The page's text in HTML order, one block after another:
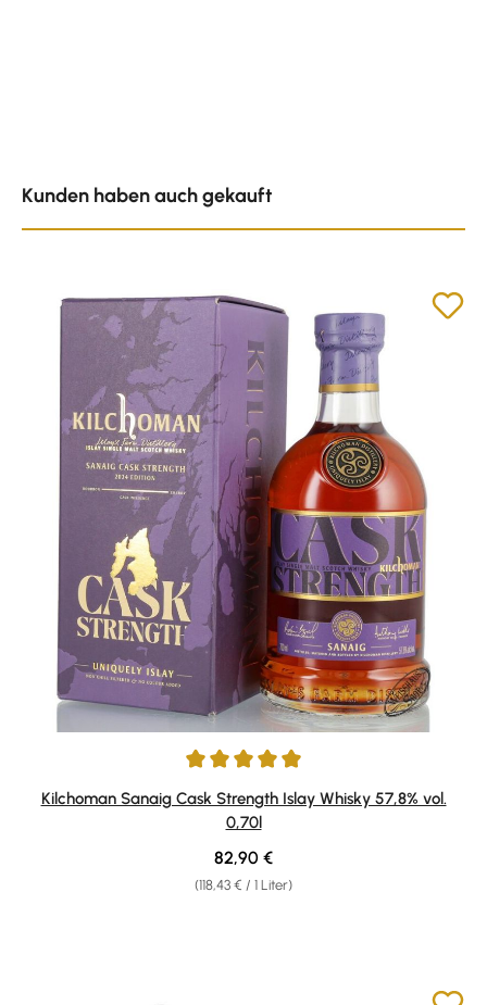
Kunden haben auch gekauft
Durchschnittliche Bewertung von 5 von 5 Sternen
Kilchoman Sanaig Cask Strength Islay Whisky 57,8% vol.
0,70l
(118,43 € / 1 Liter)
Regulärer Preis:
82,90 €